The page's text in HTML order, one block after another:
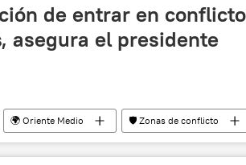
de entrar en conflicto
asegura el presidente
🌍 Oriente Medio
🛡️ Zonas de conflicto
política seguridad Irán